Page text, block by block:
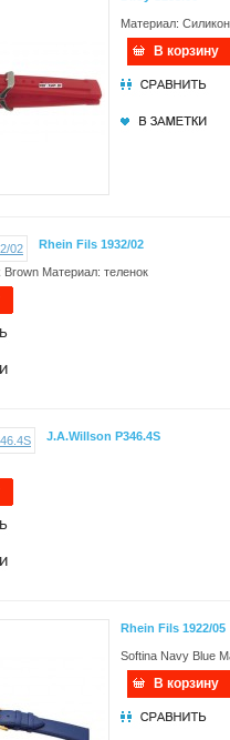
Материал: Силикон
В корзину
Rhein Fils 1932/02
Материал: теленок
J.A.Willson P346.4S
Rhein Fils 1922/05
Softina Navy Blue
В корзину